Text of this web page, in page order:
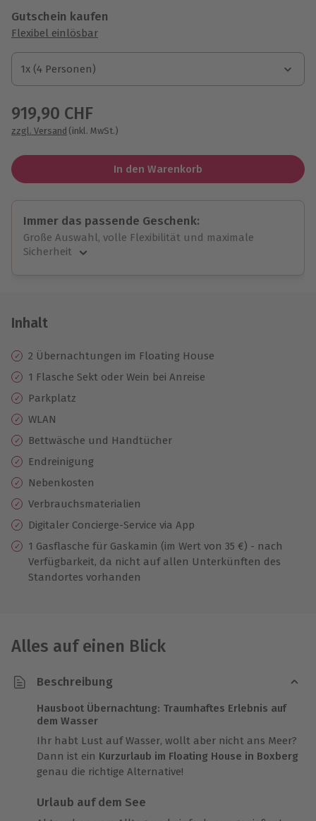
Gutschein kaufen
Flexibel einlösbar
1x (4 Personen)
1x (4 Personen)
1x (4 Personen)
919,90 CHF
zzgl. Versand (inkl. MwSt.)
In den Warenkorb
Immer das passende Geschenk:
Große Auswahl, volle Flexibilität und maximale
Sicherheit
Jeder Gutschein für alle Erlebnisse einlösbar.
10 Jahre gültig & verlängerbar.
Inhalt
2 Übernachtungen im Floating House
1 Flasche Sekt oder Wein bei Anreise
Parkplatz
WLAN
Bettwäsche und Handtücher
Endreinigung
Nebenkosten
Verbrauchsmaterialien
Digitaler Concierge-Service via App
1 Gasflasche für Gaskamin (im Wert von 35 €) - nach
Verfügbarkeit, da nicht auf allen Unterkünften des
Standortes vorhanden
Alles auf einen Blick
Beschreibung
Hausboot Übernachtung: Traumhaftes Erlebnis auf
dem Wasser
Ihr habt Lust auf Wasser, wollt aber nicht ans Meer?
Dann ist ein Kurzurlaub im Floating House in Boxberg
genau die richtige Alternative!
Urlaub auf dem See